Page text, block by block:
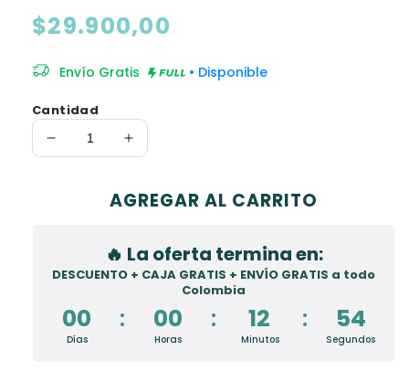
Precio
$29.900,00
Envío Gratis • Disponible
Cantidad
Reducir
Corona
💗
Aumentar
Pink
Caja
Corona
AGREGAR AL CARRITO
🔥 La oferta termina en:
DESCUENTO + CAJA GRATIS + ENVÍO GRATIS a todo
Colombia
00 : 00 : 12 : 53
Días Horas Minutos Segundos